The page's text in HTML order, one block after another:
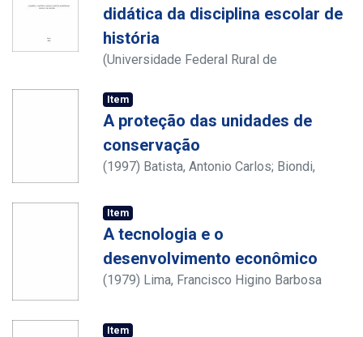
didática da disciplina escolar de
história
(Universidade Federal Rural de
Aguiar
http://lattes.cnpq.br/1888823708270264
Item
A proteção das unidades de
conservação
(1997) Batista, Antonio Carlos; Biondi,
Item
A tecnologia e o
desenvolvimento econômico
(1979) Lima, Francisco Higino Barbosa
Item